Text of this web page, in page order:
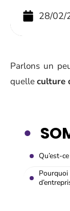
28/02/
Parlons un
quelleculture
Qu’est-
Pourquoi